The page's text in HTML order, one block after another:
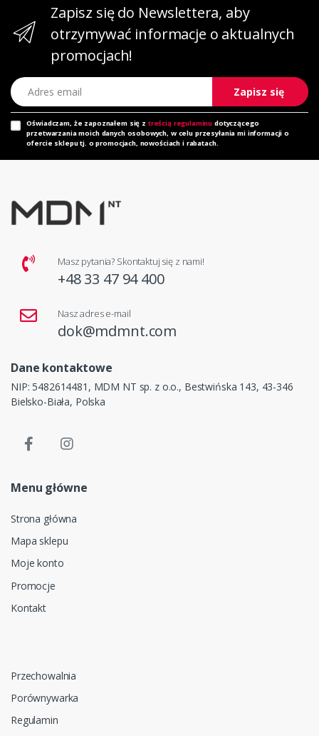
Zapisz się do Newslettera, aby
otrzymywać informacje o aktualnych
promocjach!
Adres email
Zapisz się
Oświadczam, że zapoznałem się z treścią regulaminu dotyczącego
przetwarzania moich danych osobowych, w celu przesyłania mi informacji o
ofercie sklepu tj. o promocjach, nowościach i rabatach.
Masz pytania? Skontaktuj się z nami!
+48 33 47 94 400
Nasz adres e-mail
dok@mdmnt.com
Dane kontaktowe
NIP: 5482614481, MDM NT sp. z o.o., Bestwińska 143, 43-346
Bielsko-Biała, Polska
Menu główne
Strona główna
Mapa sklepu
Moje konto
Promocje
Kontakt
Przechowalnia
Porównywarka
Regulamin